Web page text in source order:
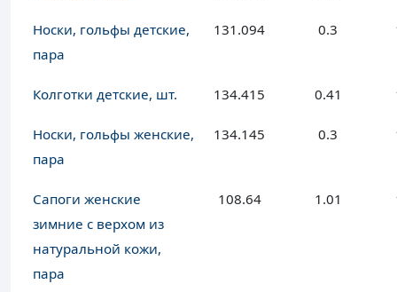
Носки, гольфы детские,
пара
131.094 0.3
Колготки детские, шт. 134.415 0.41
Носки, гольфы женские,
пара
134.145 0.3
Сапоги женские
зимние с верхом из
натуральной кожи,
пара
108.64 1.01